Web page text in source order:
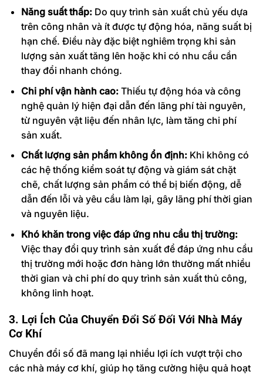
Năng suất thấp:Do quy trình sản xuất chủ yếu dựa
trên công nhân và ít được tự động hóa, năng suất bị
hạn chế. Điều này đặc biệt nghiêm trọng khi sản
lượng sản xuất tăng lên hoặc khi có nhu cầu cần
thay đổi nhanh chóng.
Chi phí vận hành cao:Thiếu tự động hóa và công
nghệ quản lý hiện đại dẫn đến lãng phí tài nguyên,
từ nguyên vật liệu đến nhân lực, làm tăng chi phí
sản xuất.
Chất lượng sản phẩm không ổn định:Khi không có
các hệ thống kiểm soát tự động và giám sát chặt
chẽ, chất lượng sản phẩm có thể bị biến động, dễ
dẫn đến lỗi và yêu cầu làm lại, gây lãng phí thời gian
và nguyên liệu.
Khó khăn trong việc đáp ứng nhu cầu thị trường:
Việc thay đổi quy trình sản xuất để đáp ứng nhu cầu
thị trường mới hoặc đơn hàng lớn thường mất nhiều
thời gian và chi phí do quy trình sản xuất thủ công,
không linh hoạt.
3. Lợi Ích Của Chuyển Đổi Số Đối Với Nhà Máy
Cơ Khí
Chuyển đổi số đã mang lại nhiều lợi ích vượt trội cho
các nhà máy cơ khí, giúp họ tăng cường hiệu quả hoạt